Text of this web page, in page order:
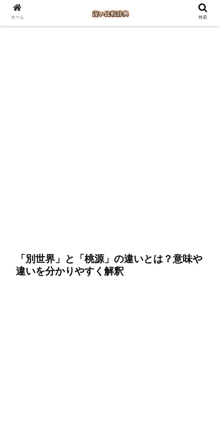
「別世界」と「桃源」の違いとは？意味や
違いを分かりやすく解釈
ホーム 検索